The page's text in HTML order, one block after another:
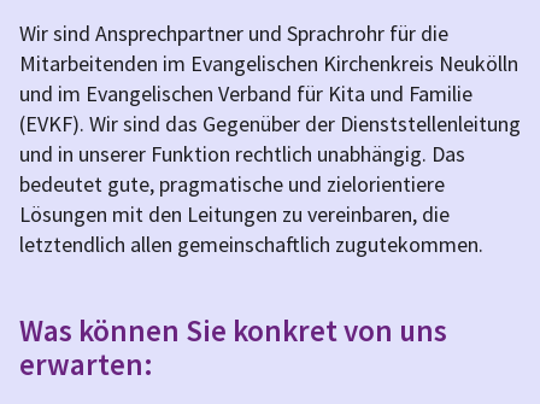
Wir sind Ansprechpartner und Sprachrohr für die
Mitarbeitenden im Evangelischen Kirchenkreis Neukölln
und im Evangelischen Verband für Kita und Familie
(EVKF). Wir sind das Gegenüber der Dienststellenleitung
und in unserer Funktion rechtlich unabhängig. Das
bedeutet gute, pragmatische und zielorientiere
Lösungen mit den Leitungen zu vereinbaren, die
letztendlich allen gemeinschaftlich zugutekommen.
Was können Sie konkret von uns
erwarten: